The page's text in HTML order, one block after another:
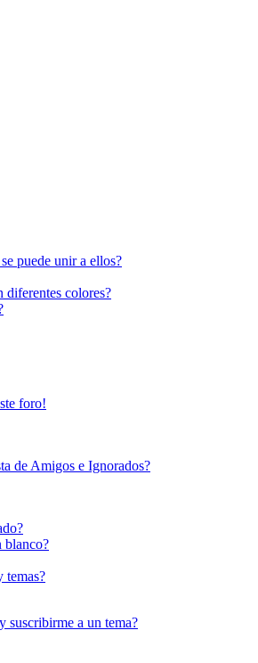
puede unir a ellos?
diferentes colores?
foro!
de Amigos e Ignorados?
blanco?
temas?
suscribirme a un tema?